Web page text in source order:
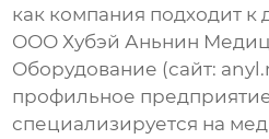
как компания подходит
ООО Хубэй Аньнин
Оборудование (сайт:
профильное
специализируется на